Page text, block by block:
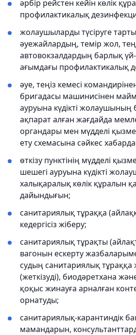
әрбір рейстен кейін көлік
профилактикалық
жолаушыларды түсіруге
әуежайлардың, темір жол,
автовокзалдардың барлық
ағымдағы профилактикалық
әуе, теңіз кемесі
бригадасы машинисінен
ауруына күдікті жолаушының
ақпарат алған жағдайда
органдары мен мүдделі
ету схемасына сәйкес
өткізу пунктінің мүдделі
шешегі ауруына күдікті
халықаралық көлік құралын
дайындығын;
санитариялық тұраққа
кедергісіз жіберу;
санитариялық тұрақты
вагонын ескерту
судың санитариялық тұраққа
(жеткізуді), биодәретхана
қоқыс жинауға арналған
орнатуды;
санитариялық-карантиндік
мамандарын,